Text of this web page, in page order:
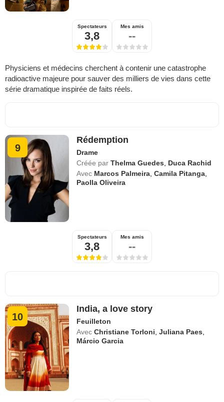
Spectateurs
3,8
Mes amis
--
Physiciens et médecins cherchent à contenir une catastrophe
radioactive majeure pour sauver des milliers de vies dans cette
série dramatique inspirée de faits réels.
9
Rédemption
Drame
Créée par Thelma Guedes
Duca Rachid
Avec Marcos Palmeira ,Camila Pitanga
Paolla Oliveira
Spectateurs
3,8
Mes amis
--
10
India, a love story
Feuilleton
Avec Christiane Torloni ,Juliana Paes
Márcio Garcia